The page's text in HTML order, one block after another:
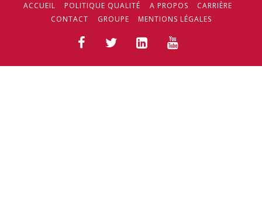
ACCUEIL POLITIQUE QUALITÉ A PROPOS
CARRIÈRE
CONTACT
GROUPE MENTIONS LÉGALES